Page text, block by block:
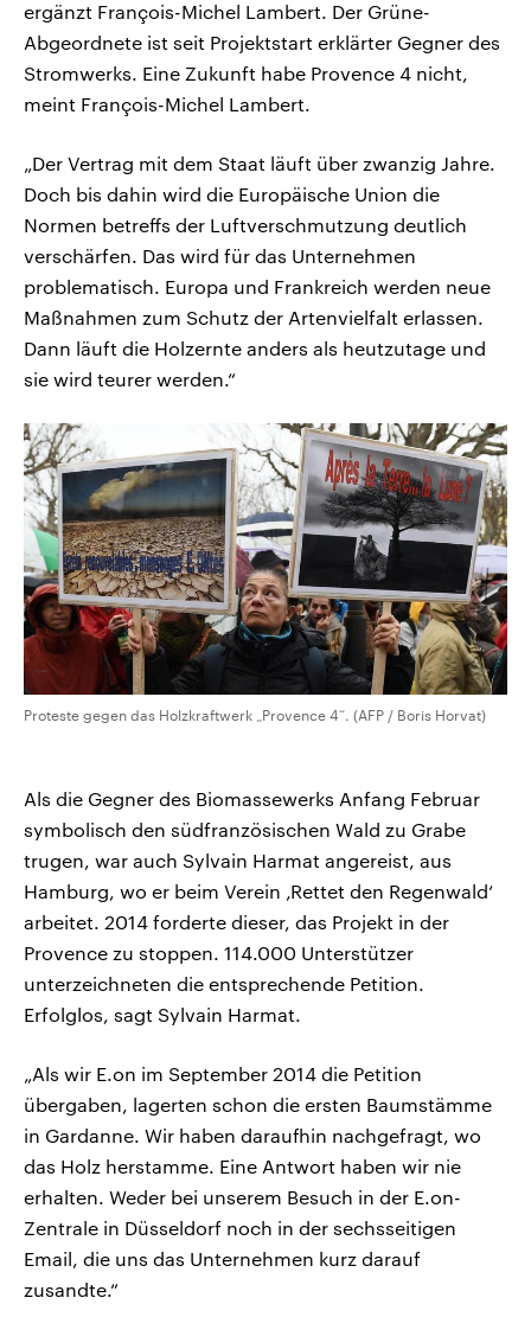
ergänzt François-Michel Lambert. Der Grüne-
Abgeordnete ist seit Projektstart erklärter Gegner des
Stromwerks. Eine Zukunft habe Provence 4 nicht,
meint François-Michel Lambert.
„Der Vertrag mit dem Staat läuft über zwanzig Jahre.
Doch bis dahin wird die Europäische Union die
Normen betreffs der Luftverschmutzung deutlich
verschärfen. Das wird für das Unternehmen
problematisch. Europa und Frankreich werden neue
Maßnahmen zum Schutz der Artenvielfalt erlassen.
Dann läuft die Holzernte anders als heutzutage und
sie wird teurer werden.“
Proteste gegen das Holzkraftwerk „Provence 4“. (AFP / Boris Horvat)
Als die Gegner des Biomassewerks Anfang Februar
symbolisch den südfranzösischen Wald zu Grabe
trugen, war auch Sylvain Harmat angereist, aus
Hamburg, wo er beim Verein ‚Rettet den Regenwald‘
arbeitet. 2014 forderte dieser, das Projekt in der
Provence zu stoppen. 114.000 Unterstützer
unterzeichneten die entsprechende Petition.
Erfolglos, sagt Sylvain Harmat.
„Als wir E.on im September 2014 die Petition
übergaben, lagerten schon die ersten Baumstämme
in Gardanne. Wir haben daraufhin nachgefragt, wo
das Holz herstamme. Eine Antwort haben wir nie
erhalten. Weder bei unserem Besuch in der E.on-
Zentrale in Düsseldorf noch in der sechsseitigen
Email, die uns das Unternehmen kurz darauf
zusandte.“